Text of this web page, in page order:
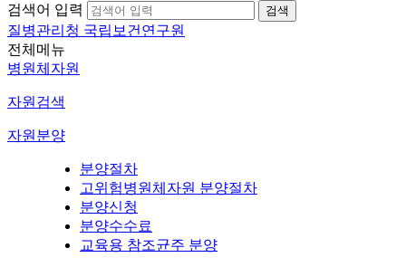
검색어 입력
질병관리청 국립보건연구원
전체메뉴
병원체자원
자원검색
자원분양
분양절차
고위험병원체자원 분양절차
분양신청
분양수수료
교육용 참조균주 분양